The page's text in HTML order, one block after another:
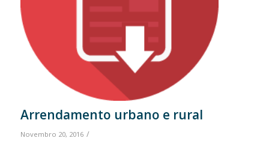
Arrendamento urbano e rural
Novembro 20, 2016 /